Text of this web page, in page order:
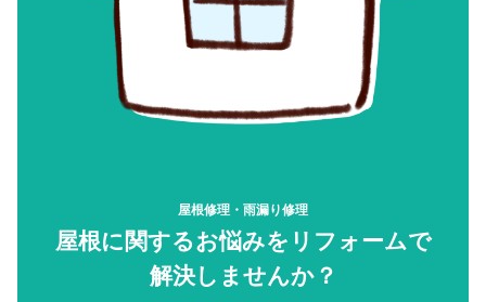
屋根修理・雨漏り修理
屋根に関するお悩みをリフォームで
解決しませんか？